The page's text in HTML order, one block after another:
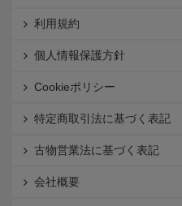
利用規約
個人情報保護方針
Cookieポリシー
特定商取引法に基づく表記
古物営業法に基づく表記
会社概要